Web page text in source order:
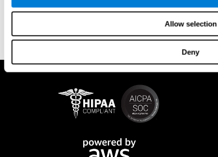
Allow selection
Deny